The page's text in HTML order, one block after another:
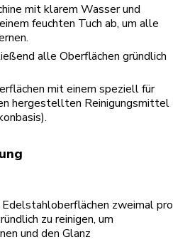
mit klarem Wasser und
feuchten Tuch ab, um alle
alle Oberflächen gründlich
mit einem speziell für
hergestellten Reinigungsmittel
zweimal pro
zu reinigen, um
und den Glanz